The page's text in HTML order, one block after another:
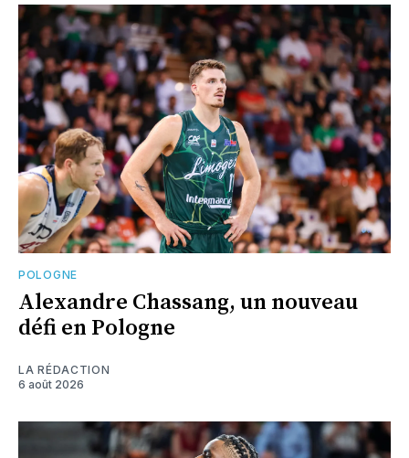
POLOGNE
Alexandre Chassang, un nouveau
défi en Pologne
LA RÉDACTION
6 août 2026